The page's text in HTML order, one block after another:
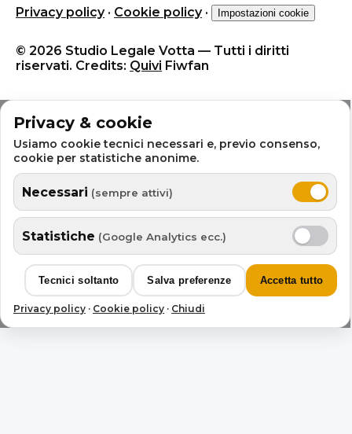
Privacy policy · Cookie policy · Impostazioni cookie
© 2026 Studio Legale Votta — Tutti i diritti
riservati. Credits: Quivi Fiwfan
Privacy & cookie
Usiamo cookie tecnici necessari e, previo consenso,
cookie per statistiche anonime.
Necessari (sempre attivi)
Statistiche (Google Analytics ecc.)
Tecnici soltanto Salva preferenze Accetta tutto
Privacy policy · Cookie policy · Chiudi